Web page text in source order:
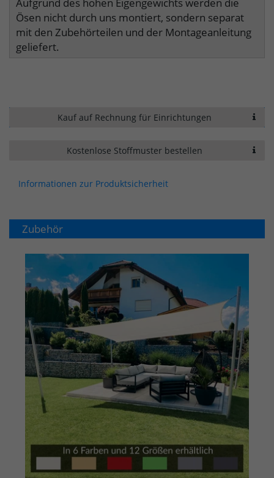
Aufgrund des hohen Eigengewichts werden die
Ösen nicht durch uns montiert, sondern separat
mit den Zubehörteilen und der Montageanleitung
geliefert.
Kauf auf Rechnung für Einrichtungen
Kostenlose Stoffmuster bestellen
Informationen zur Produktsicherheit
Zubehör